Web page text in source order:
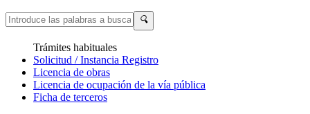
🔍
Trámites habituales
Solicitud / Instancia Registro
Licencia de obras
Licencia de ocupación de la vía pública
Ficha de terceros